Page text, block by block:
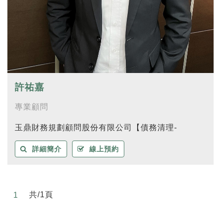
許祐嘉
專業顧問
玉鼎財務規劃顧問股份有限公司【債務清理-
詳細簡介 線上預約
1 共/1頁